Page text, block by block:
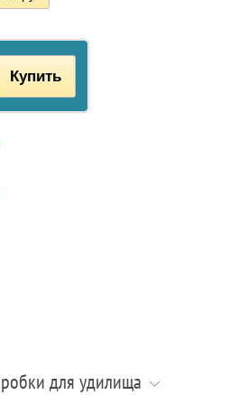
Купить
для удилища